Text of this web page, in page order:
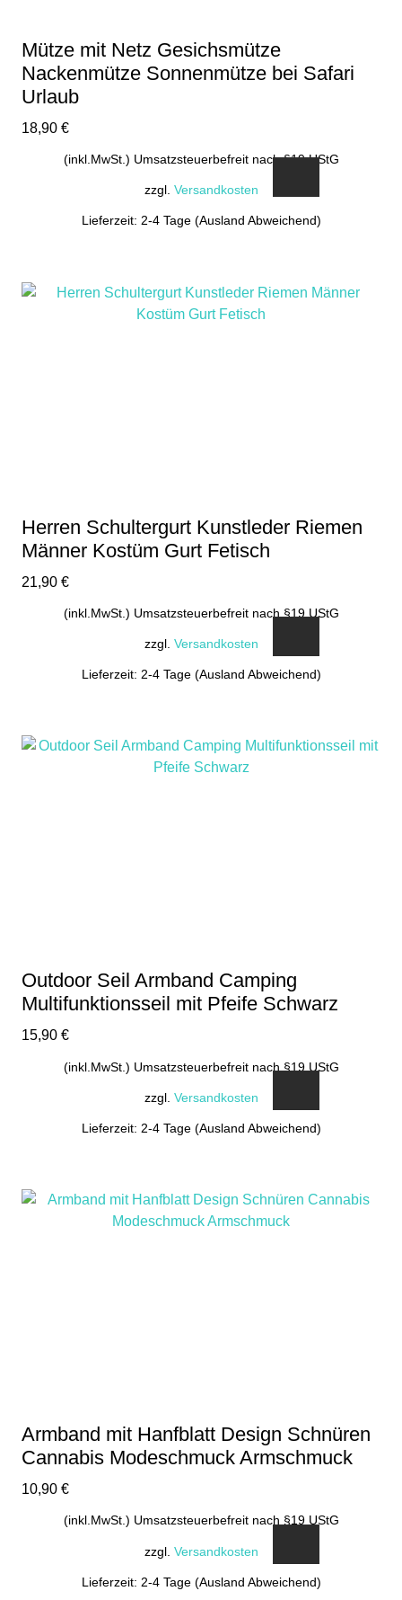
Mütze mit Netz Gesichsmütze
Nackenmütze Sonnenmütze bei Safari
Urlaub
18,90 €
(inkl.MwSt.) Umsatzsteuerbefreit nach §19 UStG
zzgl. Versandkosten
Lieferzeit: 2-4 Tage (Ausland Abweichend)
Herren Schultergurt Kunstleder Riemen
Männer Kostüm Gurt Fetisch
21,90 €
(inkl.MwSt.) Umsatzsteuerbefreit nach §19 UStG
zzgl. Versandkosten
Lieferzeit: 2-4 Tage (Ausland Abweichend)
Outdoor Seil Armband Camping
Multifunktionsseil mit Pfeife Schwarz
15,90 €
(inkl.MwSt.) Umsatzsteuerbefreit nach §19 UStG
zzgl. Versandkosten
Lieferzeit: 2-4 Tage (Ausland Abweichend)
Armband mit Hanfblatt Design Schnüren
Cannabis Modeschmuck Armschmuck
10,90 €
(inkl.MwSt.) Umsatzsteuerbefreit nach §19 UStG
zzgl. Versandkosten
Lieferzeit: 2-4 Tage (Ausland Abweichend)